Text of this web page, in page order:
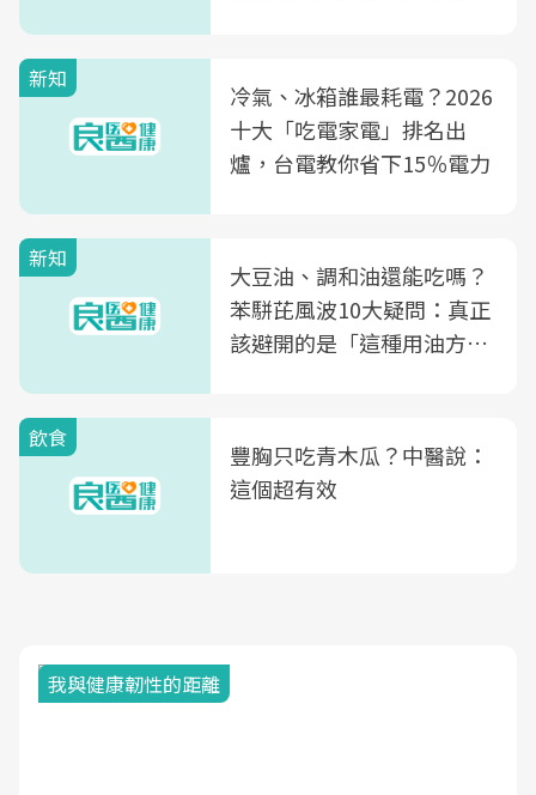
新知
冷氣、冰箱誰最耗電？2026
十大「吃電家電」排名出
爐，台電教你省下15％電力
新知
大豆油、調和油還能吃嗎？
苯駢芘風波10大疑問：真正
該避開的是「這種用油方
飲食
豐胸只吃青木瓜？中醫說：
這個超有效
我與健康韌性的距離